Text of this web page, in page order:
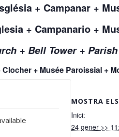
+ Campanar +
+ Campanario +
+ Bell Tower +
+ Musée Paroissial +
MOSTRA
Inici:
24 gener >>